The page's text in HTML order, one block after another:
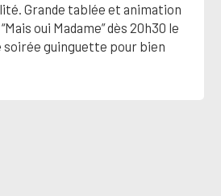
Grande tablée et animation
oui Madame” dès 20h30 le
soirée guinguette pour bien